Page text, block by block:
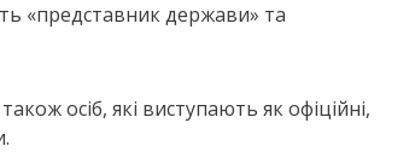
«представник держави» та
осіб, які виступають як офіційні,